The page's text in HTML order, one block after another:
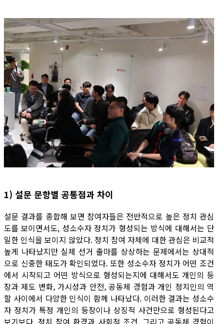
1) 설문 문항별 공통점과 차이
설문 결과를 종합해 보면 참여자들은 전반적으로 높은 정치 관심
도를 보이면서도, 성소수자 정치가 형성되는 방식에 대해서는 단
일한 인식을 보이지 않았다. 정치 참여 자체에 대한 관심은 비교적
높게 나타났지만 실제 선거 출마를 상상하는 문제에서는 상대적
으로 신중한 태도가 확인되었다. 또한 성소수자 정치가 어떤 조건
에서 시작되고 어떤 방식으로 형성되는지에 대해서도 개인의 등
장과 제도 변화, 가시성과 안전, 공동체 경험과 개인 정치인의 역
할 사이에서 다양한 인식이 함께 나타났다. 이러한 결과는 성소수
자 정치가 특정 개인의 등장이나 상징적 사건만으로 형성된다고